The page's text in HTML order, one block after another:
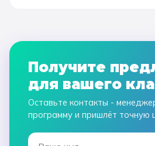
чистые, комфортные, отель и
необычные театрализованные
экскурсии и мастер-классы не
ни взрослых!
Получите
для вашего
Оставьте контакты -
программу и пришлёт точную